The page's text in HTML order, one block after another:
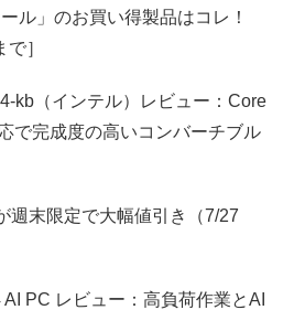
ル」のお買い得製品はコレ！
］
kb（インテル）レビュー：Core
で完成度の高いコンバーチブル
週末限定で大幅値引き（7/27
PC レビュー：高負荷作業とAI